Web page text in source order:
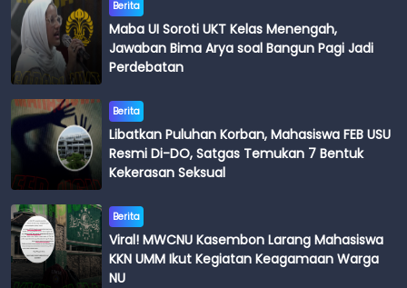
Berita
Maba UI Soroti UKT Kelas Menengah,
Jawaban Bima Arya soal Bangun Pagi Jadi
Perdebatan
Berita
Libatkan Puluhan Korban, Mahasiswa FEB USU
Resmi Di-DO, Satgas Temukan 7 Bentuk
Kekerasan Seksual
Berita
Viral! MWCNU Kasembon Larang Mahasiswa
KKN UMM Ikut Kegiatan Keagamaan Warga
NU